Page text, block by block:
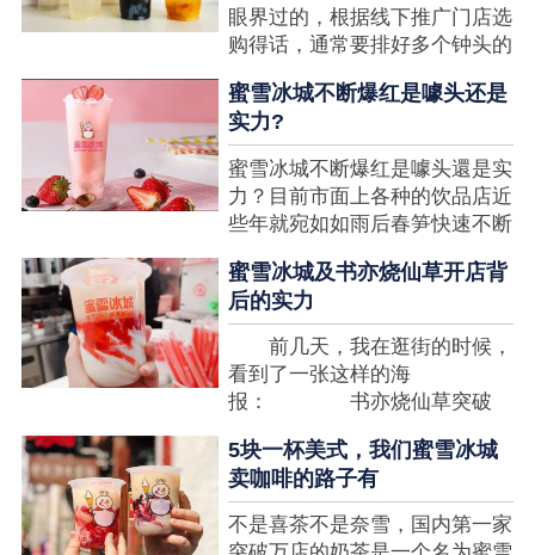
眼界过的，根据线下推广门店选
购得话，通常要排好多个钟头的
想要排长队，为的便是那一杯令
人挂念的蜜雪冰城。顾客喜爱的
商品，投资者为什么会看不见在
其中的创业商机呢?许多投资者
都会了解我开一家蜜雪冰城要多
少钱?....
蜜雪冰城不断爆红是噱头还是
实力?
蜜雪冰城不断爆红是噱头還是实
力？目前市面上各种的饮品店近
些年就宛如如雨后春笋快速不断
有运营不小心便会被取代，由于
受年青人的喜爱，再加全国人民
的经济发展水准提升，奶茶饮品
行业发展趋势快速，因此 这一
制造行业有着十分....
蜜雪冰城及书亦烧仙草开店背
后的实力
前几天，我在逛街的时候，
看到了一张这样的海
报： 书亦烧仙草突破
了，这个连名字都没怎么听过的
奶茶店，怎么就悄咪咪地开了这
么多家了？ 也许大家对
5000 家店是什么量级没什么概
5块一杯美式，我们蜜雪冰城
卖咖啡的路子有
不是喜茶不是奈雪，国内第一家